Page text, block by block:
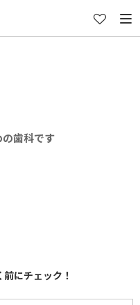
歯科です
にチェック！